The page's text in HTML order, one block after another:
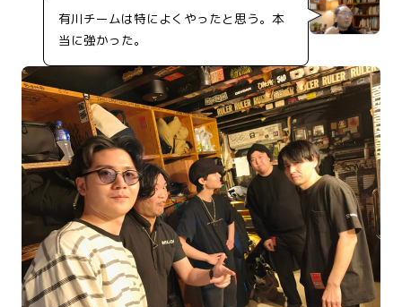
有川チームは特によくやったと思う。本
当に強かった。